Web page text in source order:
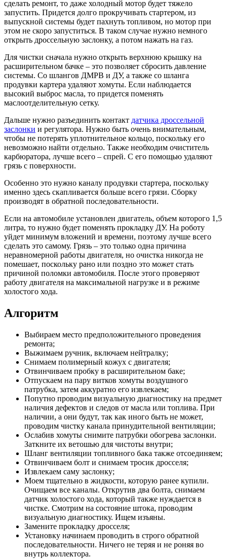
сделать ремонт, то даже холодный мотор будет тяжело
запустить. Придется долго прокручивать стартером, из
выпускной системы будет пахнуть топливом, но мотор при
этом не скоро запуститься. В таком случае нужно немного
открыть дроссельную заслонку, а потом нажать на газ.
Для чистки сначала нужно открыть верхнюю крышку на
расширительном бачке – это позволяет сбросить давление
системы. Со шлангов ДМРВ и ДУ, а также со шланга
продувки картера удаляют хомуты. Если наблюдается
высокий выброс масла, то придется поменять
маслоотделительную сетку.
Дальше нужно разъединить контакт датчика дроссельной
заслонки и регулятора. Нужно быть очень внимательным,
чтобы не потерять уплотнительное кольцо, поскольку его
невозможно найти отдельно. Также необходим очиститель
карбюратора, лучше всего – спрей. С его помощью удаляют
грязь с поверхности.
Особенно это нужно каналу продувки стартера, поскольку
именно здесь скапливается больше всего грязи. Сборку
производят в обратной последовательности.
Если на автомобиле установлен двигатель, объем которого 1,5
литра, то нужно будет поменять прокладку ДУ. На роботу
уйдет минимум вложений и времени, поэтому лучше всего
сделать это самому. Грязь – это только одна причина
неравномерной работы двигателя, но очистка никогда не
помешает, поскольку рано или поздно это может стать
причиной поломки автомобиля. После этого проверяют
работу двигателя на максимальной нагрузке и в режиме
холостого хода.
Алгоритм
Выбираем место предположительного проведения
ремонта;
Выжимаем ручник, включаем нейтралку;
Снимаем полимерный кожух с двигателя;
Отвинчиваем пробку в расширительном баке;
Отпускаем на пару витков хомуты воздушного
патрубка, затем аккуратно его извлекаем;
Попутно проводим визуальную диагностику на предмет
наличия дефектов и следов от масла или топлива. При
наличии, а они будут, так как иного быть не может,
проводим чистку канала принудительной вентиляции;
Ослабив хомуты снимите патрубки обогрева заслонки.
Заткните их ветошью для чистоты внутри;
Шланг вентиляции топливного бака также отсоединяем;
Отвинчиваем болт и снимаем тросик дросселя;
Извлекаем саму заслонку;
Моем тщательно в жидкости, которую ранее купили.
Очищаем все каналы. Открутив два болта, снимаем
датчик холостого хода, который также нуждается в
чистке. Смотрим на состояние штока, проводим
визуальную диагностику. Ищем изъяны.
Замените прокладку дросселя;
Установку начинаем проводить в строго обратной
последовательности. Ничего не теряя и не роняя во
внутрь коллектора.